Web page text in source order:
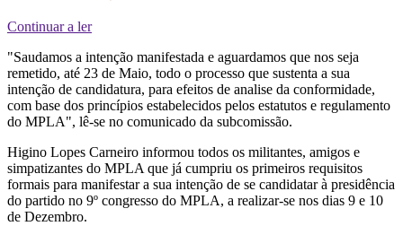
Continuar a ler
"Saudamos a intenção manifestada e aguardamos que nos seja
remetido, até 23 de Maio, todo o processo que sustenta a sua
intenção de candidatura, para efeitos de analise da conformidade,
com base dos princípios estabelecidos pelos estatutos e regulamento
do MPLA", lê-se no comunicado da subcomissão.
Higino Lopes Carneiro informou todos os militantes, amigos e
simpatizantes do MPLA que já cumpriu os primeiros requisitos
formais para manifestar a sua intenção de se candidatar à presidência
do partido no 9º congresso do MPLA, a realizar-se nos dias 9 e 10
de Dezembro.